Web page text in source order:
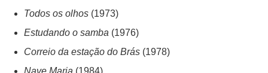
Todos os olhos (1973)
Estudando o samba (1976)
Correio da estação do Brás (1978)
Nave Maria (1984)